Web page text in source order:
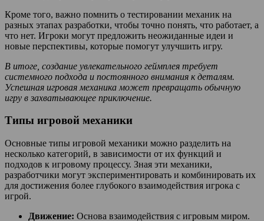
Кроме того, важно помнить о тестировании механик на
разных этапах разработки, чтобы точно понять, что работает, а
что нет. Игроки могут предложить неожиданные идеи и
новые перспективы, которые помогут улучшить игру.
В итоге, создание увлекательного геймплея требует
системного подхода и постоянного внимания к деталям.
Успешная игровая механика может превращать обычную
игру в захватывающее приключение.
Типы игровой механики
Основные типы игровой механики можно разделить на
несколько категорий, в зависимости от их функций и
подходов к игровому процессу. Зная эти механики,
разработчики могут экспериментировать и комбинировать их
для достижения более глубокого взаимодействия игрока с
игрой.
Движение: Основа взаимодействия с игровым миром.